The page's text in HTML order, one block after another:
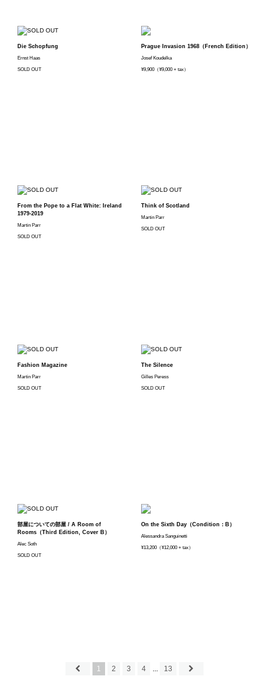
Die Schopfung
Ernst Haas
SOLD OUT
Prague Invasion 1968（French Edition）
Josef Koudelka
¥9,900（¥9,000 + tax）
From the Pope to a Flat White: Ireland
1979-2019
Martin Parr
SOLD OUT
Think of Scotland
Martin Parr
SOLD OUT
Fashion Magazine
Martin Parr
SOLD OUT
The Silence
Gilles Peress
SOLD OUT
部屋についての部屋 / A Room of
Rooms（Third Edition, Cover B）
Alec Soth
SOLD OUT
On the Sixth Day（Condition：B）
Alessandra Sanguinetti
¥13,200（¥12,000 + tax）
1 2 3 4 13